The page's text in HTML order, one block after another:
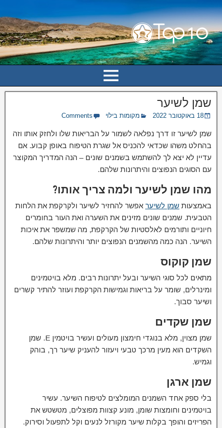
שמן לשיער
18 באוקטובר 2022 מקומות בילוי Comments
שמן לשיער זו דרך נפלאה לשמור על הבריאות שלו ולחזק אותו וזה
בהחלט משהו שכדאי להכניס אל שגרת הטיפוח באופן קבוע. אם
עדיין לא יצא לך להשתמש בשמנים שונים – הנה המדריך המקוצר
עם הסוגים הנפוצים והיתרונות שלהם.
מהו שמן לשיער ולמה צריך אותו?
באמצעות שמן לשיער אפשר להחזיר לשיער ולקרקפת את הלחות
הטבעית. שמנים שונים מזינים את השערה ואת העור בחומרים
חיוניים ותורמים לאלסטיות של הקרקפת, מה שמשפר את איכות
השיער. הנה כמה מהשמנים הנפוצים יותר והיתרונות שלהם.
שמן קוקוס
מתאים לכל סוגי השיער ובעל יתרונות רבים. מלא בויטמינים
ומינרלים, שומר על בריאות וגמישות הקרקפת ועוזר להתיר קשרים
ושיער סבוך.
שמן שקדים
שמן מצוין, מלא בנוגדי חימצון מעולים ועשיר בויטמין E. שמן
השקדים הוא מעין מרכך טבעי ויעזור להעניק שיער רך, בוהק
וגמיש.
שמן ארגן
בלי ספק אחד השמנים המומלצים לטיפוח השיער. עשיר
בויטמינים וחומצות שומן, מונע קצוות מפוצלים, מטשטש את
הפריזים והופך בקלות שיער מקורזל לנעים וקל לתפעול וסירוק.